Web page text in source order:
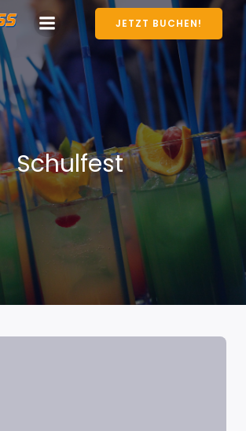
JETZT BUCHEN!
Schulfest